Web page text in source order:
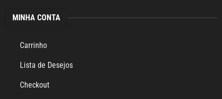
MINHA CONTA
Carrinho
Lista de Desejos
Checkout